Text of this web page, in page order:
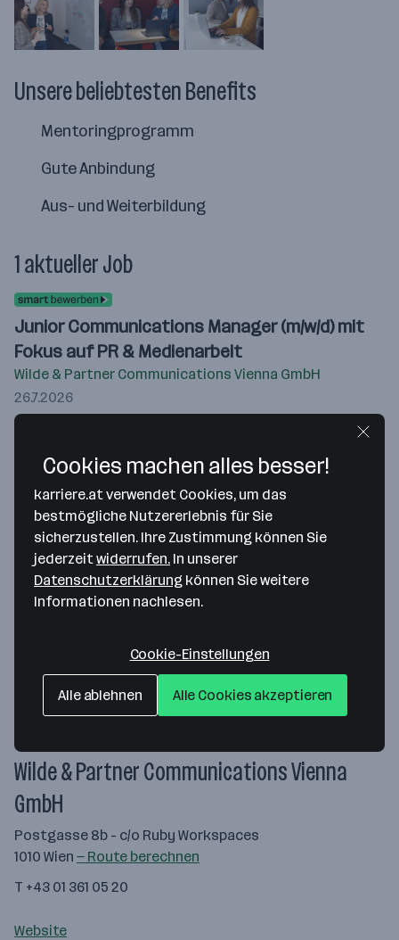
Unsere beliebtesten Benefits
Mentoringprogramm
Gute Anbindung
Aus- und Weiterbildung
1 aktueller Job
Junior Communications Manager (m/w/d) mit
Fokus auf PR & Medienarbeit
Wilde & Partner Communications Vienna GmbH
26.7.2026
ab 2.800 € monatlich
Merken
Wilde & Partner Communications Vienna
GmbH
Postgasse 8b - c/o Ruby Workspaces
1010 Wien — Route berechnen
T +43 01 361 05 20
Website
Cookies machen alles besser!
karriere.at verwendet Cookies, um das
bestmögliche Nutzererlebnis für Sie
sicherzustellen. Ihre Zustimmung können Sie
jederzeit widerrufen. In unserer
Datenschutzerklärung können Sie weitere
Informationen nachlesen.
Cookie-Einstellungen
Alle ablehnen Alle Cookies akzeptieren